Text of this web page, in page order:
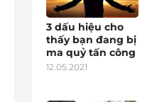
3 dấu hiệu cho
thấy bạn đang bị
ma quỷ tấn công
12.05.2021